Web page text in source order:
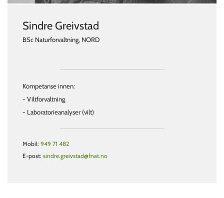
Sindre Greivstad
BSc Naturforvaltning, NORD
Kompetanse innen:
- Viltforvaltning
- Laboratorieanalyser (vilt)
Mobil: 949 71 482
E-post: sindre.greivstad@fnat.no